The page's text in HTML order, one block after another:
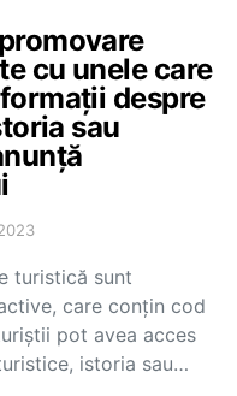
cu unele care
despre
sau
turistică sunt
care conţin cod
pot avea acces
istoria sau…